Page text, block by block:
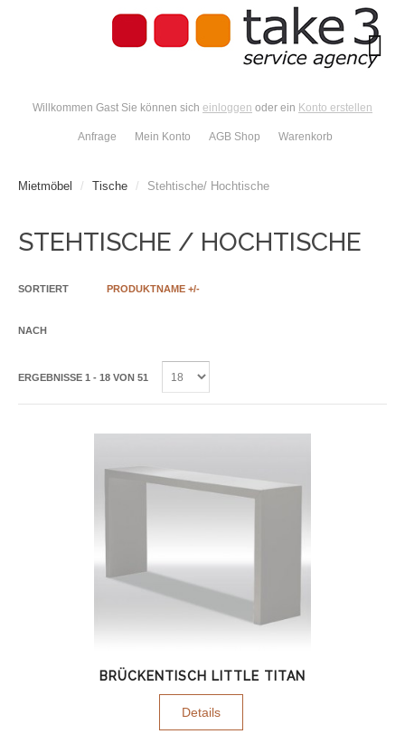
Willkommen Gast Sie können sich einloggen oder ein Konto erstellen
Anfrage Mein Konto AGB Shop Warenkorb
Mietmöbel / Tische / Stehtische/ Hochtische
STEHTISCHE / HOCHTISCHE
SORTIERT
NACH
PRODUKTNAME +/-
ERGEBNISSE 1 - 18 VON 51
BRÜCKENTISCH LITTLE TITAN
Details